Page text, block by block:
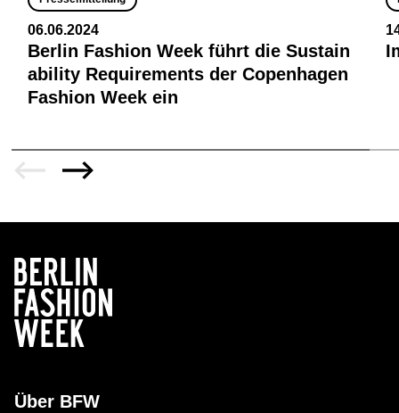
06.06.2024
Berlin Fashion Week führt die Sustain
ability Requirements der Copenhagen
Fashion Week ein
Über BFW